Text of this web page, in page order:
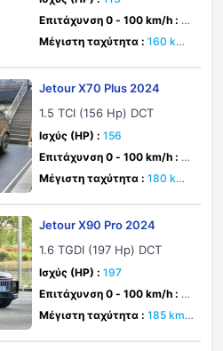
Επιτάχυνση 0 - 100 km/h : 1
5.3 δευτ.
Μέγιστη ταχύτητα : 160 km/
Jetour X70 Plus 2024
1.5 TCI (156 Hp) DCT
Ισχύς (HP) : 156
Επιτάχυνση 0 - 100 km/h : δε
υτ.
Μέγιστη ταχύτητα : 180 km/
Jetour X90 Pro 2024
1.6 TGDI (197 Hp) DCT
Ισχύς (HP) : 197
Επιτάχυνση 0 - 100 km/h : δε
υτ.
Μέγιστη ταχύτητα : 185 km/